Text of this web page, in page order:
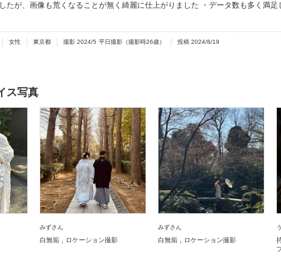
たが、画像も荒くなることが無く綺麗に仕上がりました ・データ数も多く満足
女性 東京都 撮影 2024/5 平日撮影 （撮影時26歳） 投稿 2024/8/19
ス写真
みずさん
白無垢 ロケーション撮影
みずさん
白無垢 ロケーション撮影